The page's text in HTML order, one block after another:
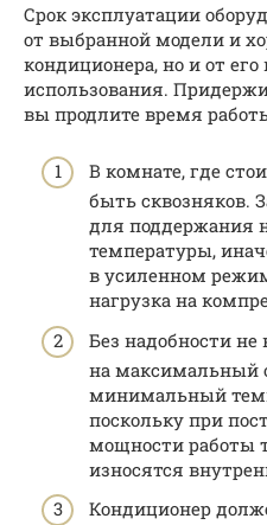
Срок эксплуатации
от выбранной модели и
кондиционера, но и от его
использования.
вы продлите время
В комнате, где
быть сквозняков.
для поддержания
температуры,
в усиленном
нагрузка на
Без надобности
на максимальный
минимальный
поскольку при
мощности работы
износятся
Кондиционер